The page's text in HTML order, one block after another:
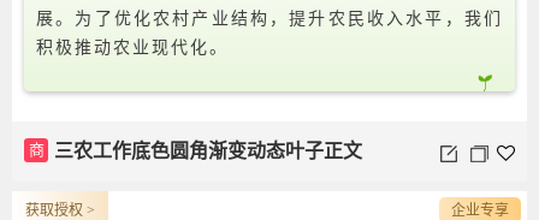
展。为了优化农村产业结构，提升农民收入水平，我们
积极推动农业现代化。
商 三农工作底色圆角渐变动态叶子正文
获取授权 > 企业专享